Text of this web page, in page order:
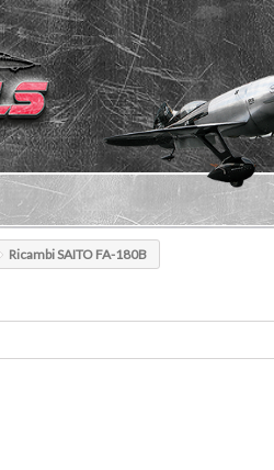
Ricambi SAITO FA-180B